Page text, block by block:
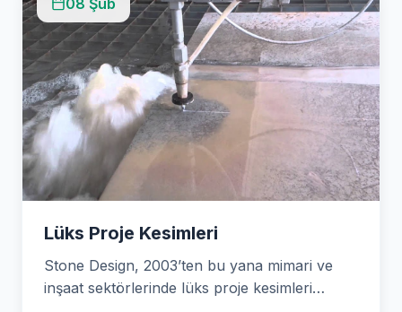
Lüks Proje Kesimleri
Stone Design, 2003’ten bu yana mimari ve
inşaat sektörlerinde lüks proje kesimleri